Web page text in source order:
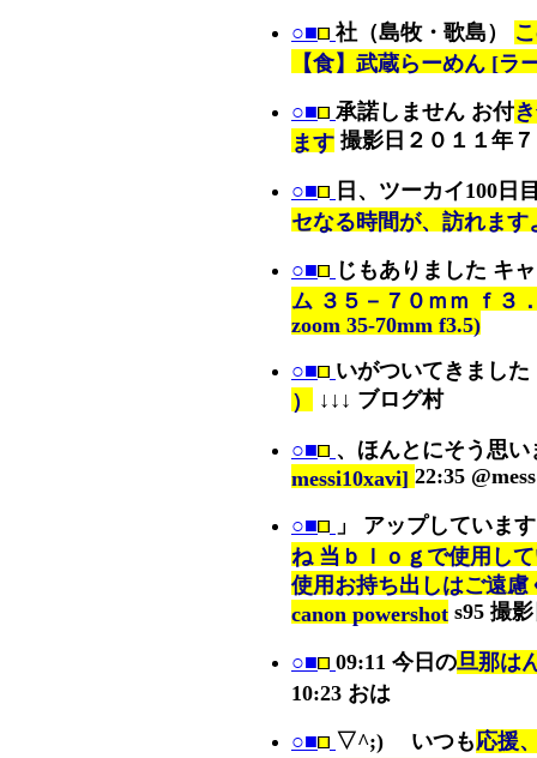
○■ 社（島牧・歌島）
【食】武蔵らーめん [ラ
○■ 承諾しません お付
ます 撮影日２０１１年７
○■ 日、ツーカイ100日
セなる時間が、訪れます
○■ じもありました キ
ム ３５－７０ｍｍ ｆ３
zoom 35-70mm f3.5)
○■ いがついてきました
） ↓↓↓ ブログ村
○■ 、ほんとにそう思い
messi10xavi] 22:35 @mess
○■ 」 アップしていま
ね 当ｂｌｏｇで使用し
使用お持ち出しはご遠
canon powershot s95 撮
○■ 09:11 今日の旦那は
10:23 おは
○■ ▽^;)ゞ いつも応援